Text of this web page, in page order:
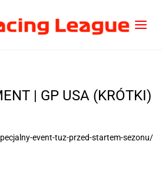
| GP USA (KRÓTKI)
event-tuz-przed-startem-sezonu/